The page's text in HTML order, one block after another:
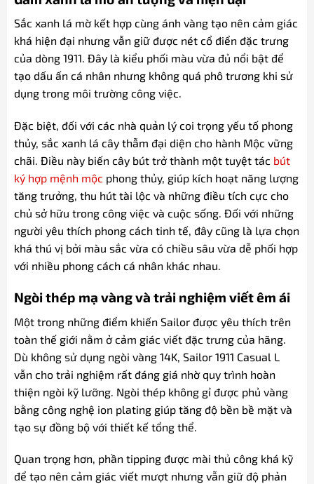
Sắc xanh lá mờ kết hợp cùng ánh vàng tạo nên cảm giác
khá hiện đại nhưng vẫn giữ được nét cổ điển đặc trưng
của dòng 1911. Đây là kiểu phối màu vừa đủ nổi bật để
tạo dấu ấn cá nhân nhưng không quá phô trương khi sử
dụng trong môi trường công việc.
Đặc biệt, đối với các nhà quản lý coi trọng yếu tố phong
thủy, sắc xanh lá cây thẫm đại diện cho hành Mộc vững
chãi. Điều này biến cây bút trở thành một tuyệt tác bút
ký hợp mệnh mộc phong thủy, giúp kích hoạt năng lượng
tăng trưởng, thu hút tài lộc và những điều tích cực cho
chủ sở hữu trong công việc và cuộc sống. Đối với những
người yêu thích phong cách tinh tế, đây cũng là lựa chọn
khá thú vị bởi màu sắc vừa có chiều sâu vừa dễ phối hợp
với nhiều phong cách cá nhân khác nhau.
Ngòi thép mạ vàng và trải nghiệm viết êm ái
Một trong những điểm khiến Sailor được yêu thích trên
toàn thế giới nằm ở cảm giác viết đặc trưng của hãng.
Dù không sử dụng ngòi vàng 14K, Sailor 1911 Casual L
vẫn cho trải nghiệm rất đáng giá nhờ quy trình hoàn
thiện ngòi kỹ lưỡng. Ngòi thép không gỉ được phủ vàng
bằng công nghệ ion plating giúp tăng độ bền bề mặt và
tạo sự đồng bộ với thiết kế tổng thể.
Quan trọng hơn, phần tipping được mài thủ công khá kỹ
để tạo nên cảm giác viết mượt nhưng vẫn giữ độ phản